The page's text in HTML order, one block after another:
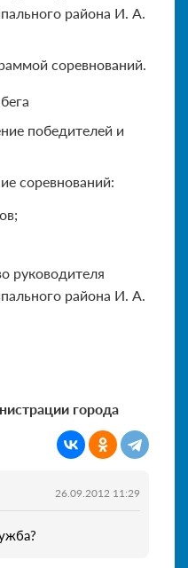
района И. А.
соревнований.
победителей и
соревнований:
руководителя
района И. А.
города
26.09.2012 11:29